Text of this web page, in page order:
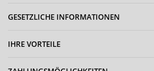
GESETZLICHE INFORMATIONEN
IHRE VORTEILE